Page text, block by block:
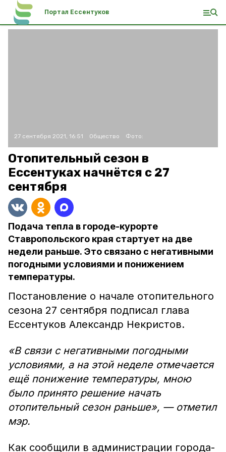
Портал Ессентуков
27 сентября 2021, 16:51 Общество Фото:
Отопительный сезон в
Ессентуках начнётся с 27
сентября
Подача тепла в городе-курорте
Ставропольского края стартует на две
недели раньше. Это связано с негативными
погодными условиями и понижением
температуры.
Постановление о начале отопительного
сезона 27 сентября подписал глава
Ессентуков Александр Некристов.
«В связи с негативными погодными
условиями, а на этой неделе отмечается
ещё понижение температуры, мною
было принято решение начать
отопительный сезон раньше», — отметил
мэр.
Как сообщили в администрации города-